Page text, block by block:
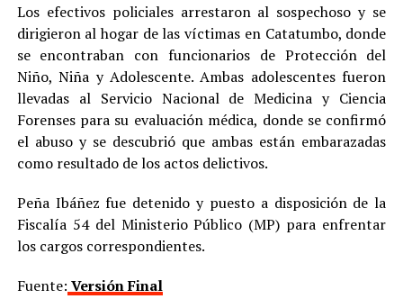
Los efectivos policiales arrestaron al sospechoso y se
dirigieron al hogar de las víctimas en Catatumbo, donde
se encontraban con funcionarios de Protección del
Niño, Niña y Adolescente. Ambas adolescentes fueron
llevadas al Servicio Nacional de Medicina y Ciencia
Forenses para su evaluación médica, donde se confirmó
el abuso y se descubrió que ambas están embarazadas
como resultado de los actos delictivos.
Peña Ibáñez fue detenido y puesto a disposición de la
Fiscalía 54 del Ministerio Público (MP) para enfrentar
los cargos correspondientes.
Fuente: Versión Final